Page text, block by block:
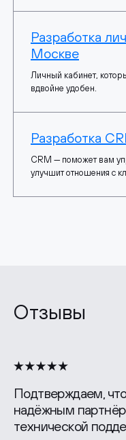
Разработка
Москве
Личный кабинет,
вдвойне удобен.
Разработка
CRM — поможет вам
улучшит отношения с
Отзывы
Подтверждаем,
надёжным
технической